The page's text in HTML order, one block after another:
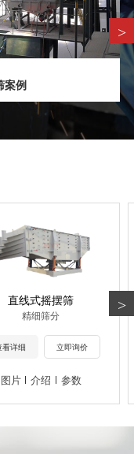
案例
>
直线式摇摆筛
精细筛分
看详细 立即询价
图片 介绍 参数
>